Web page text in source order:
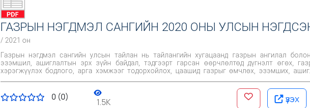
ГАЗРЫН НЭГДМЭЛ САНГИЙН 2020 ОНЫ УЛСЫН
/ 2021 он
Газрын нэгдмэл сангийн улсын тайлан нь тайлангийн хугацаанд газрын ангилал
эзэмшил, ашиглалтын эрх зүйн байдал, тэдгээрт гарсан өөрчлөлтөд дүгнэлт өгөх,
хэрэгжүүлэх бодлого, арга хэмжээг тодорхойлох, цаашид газрыг өмчлөх, эзэмших,
суурь материал болдог ач холбогдолтой.
0 (0) 1.5K үзэх